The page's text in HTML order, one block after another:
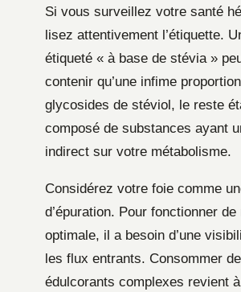
Si vous surveillez votre santé
lisez attentivement l’étiquette.
étiqueté « à base de stévia »
contenir qu’une infime
glycosides de stéviol, le reste
composé de substances ayant
indirect sur votre métabolisme.
Considérez votre foie comme
d’épuration. Pour fonctionner de
optimale, il a besoin d’une
les flux entrants. Consommer
édulcorants complexes revient